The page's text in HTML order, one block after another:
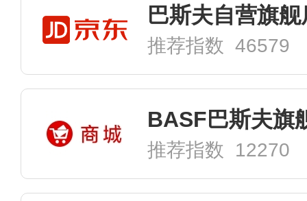
巴斯夫自营旗舰
推荐指数 46579
BASF巴斯夫旗
推荐指数 12270